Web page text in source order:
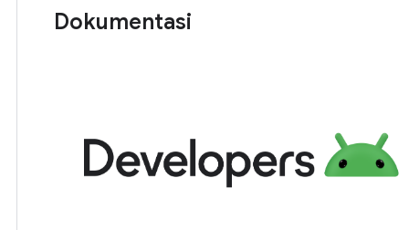
Dokumentasi